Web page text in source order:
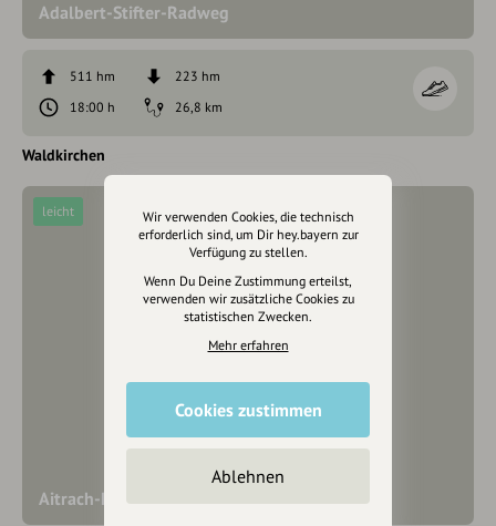
Adalbert-Stifter-Radweg
511 hm
223 hm
18:00 h
26,8 km
Waldkirchen
Aitrach-Rundweg
leicht
Wir verwenden Cookies, die technisch
erforderlich sind, um Dir hey.bayern zur
Verfügung zu stellen.
Wenn Du Deine Zustimmung erteilst,
verwenden wir zusätzliche Cookies zu
statistischen Zwecken.
Mehr erfahren
Cookies zustimmen
Ablehnen